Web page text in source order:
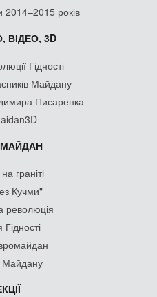
2014–2015 років
ВІДЕО, 3D
Гідності
Майдану
Писаренка
граніті
Кучми"
революція
Майдану